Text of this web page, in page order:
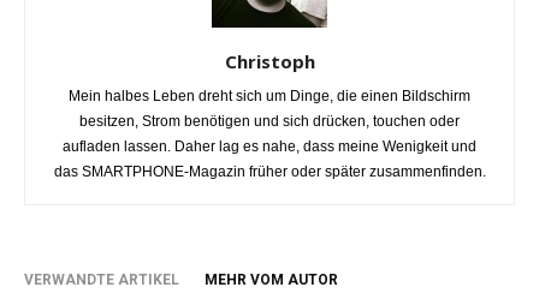
Christoph
Mein halbes Leben dreht sich um Dinge, die einen Bildschirm
besitzen, Strom benötigen und sich drücken, touchen oder
aufladen lassen. Daher lag es nahe, dass meine Wenigkeit und
das SMARTPHONE-Magazin früher oder später zusammenfinden.
VERWANDTE ARTIKEL MEHR VOM AUTOR